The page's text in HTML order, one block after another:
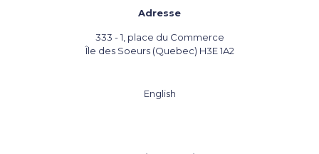
Adresse
333 - 1, place du Commerce
Île des Soeurs (Quebec) H3E 1A2
English